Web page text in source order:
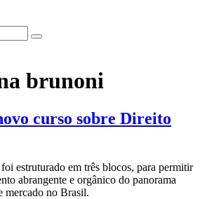
brunoni
curso sobre Direito
estruturado em três blocos, para permitir
abrangente e orgânico do panorama
mercado no Brasil.